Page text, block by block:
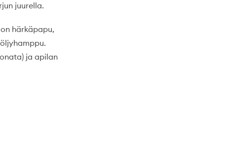
juurella.
härkäpapu,
ja apilan